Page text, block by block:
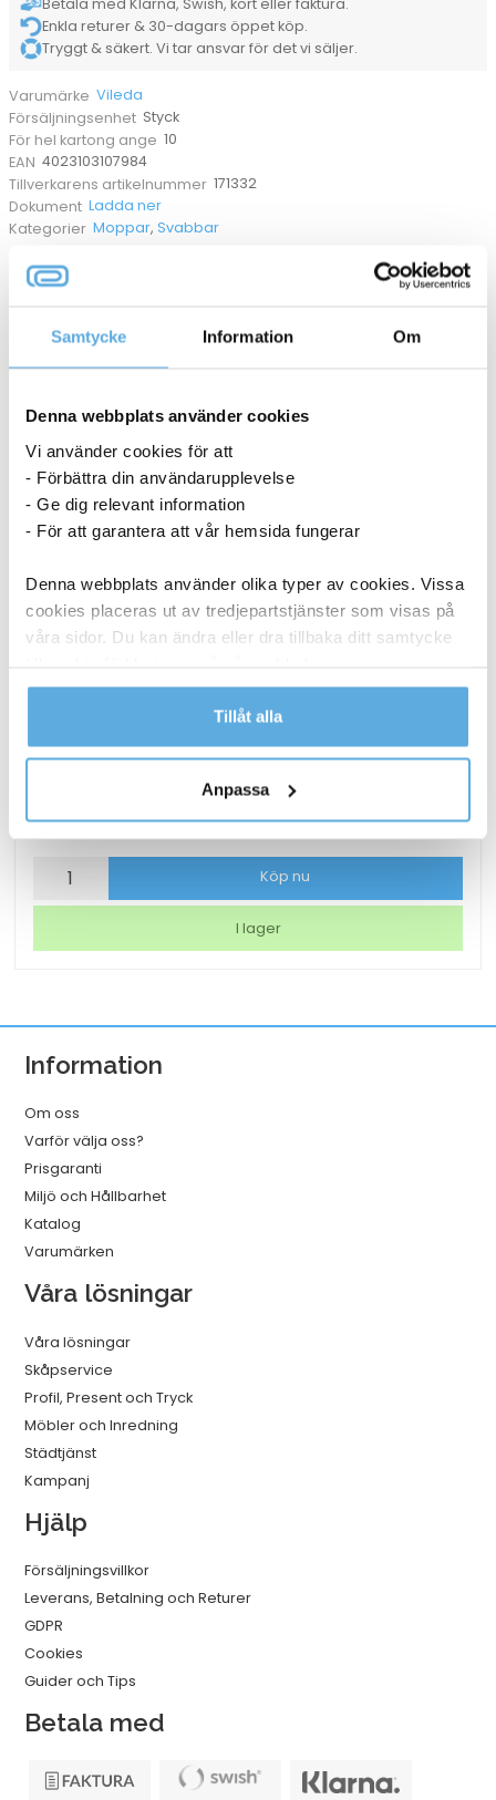
Samtycke Information Om
Denna webbplats använder cookies
Vi använder cookies för att
- Förbättra din användarupplevelse
- Ge dig relevant information
- För att garantera att vår hemsida fungerar
Denna webbplats använder olika typer av cookies. Vissa
cookies placeras ut av tredjepartstjänster som visas på
våra sidor. Du kan ändra eller dra tillbaka ditt samtycke
Läs mer i vår integritetspolicy om vilka vi är, hur du
kontaktar oss och på vilket sätt vi behandlar
Tillåt alla
Anpassa
Enkla returer & 30-dagars öppet köp.
Tryggt & säkert. Vi tar ansvar för det vi säljer.
Varumärke Vileda
Försäljningsenhet Styck
För hel kartong ange 10
EAN 4023103107984
Tillverkarens artikelnummer 171332
Dokument Ladda ner
Kategorier Moppar,Svabbar
ANDRA KÖPTE OCKSÅ
Laddkabel Gear USB-C till USB-C 2.0 Vit 1m
211,25kr
Laddkabel
C
C
2.0
1m
mängd
Köp nu
I lager
Information
Om oss
Varför välja oss?
Prisgaranti
Miljö och Hållbarhet
Katalog
Varumärken
Våra lösningar
Våra lösningar
Skåpservice
Profil, Present och Tryck
Möbler och Inredning
Städtjänst
Kampanj
Hjälp
Försäljningsvillkor
Leverans, Betalning och Returer
GDPR
Cookies
Guider och Tips
Betala med